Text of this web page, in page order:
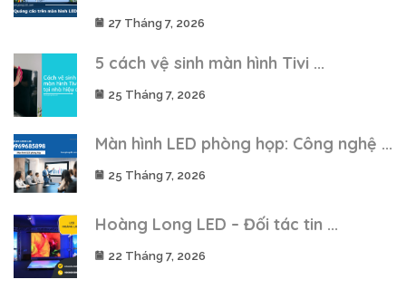
27 Tháng 7, 2026
5 cách vệ sinh màn hình Tivi ...
25 Tháng 7, 2026
Màn hình LED phòng họp: Công nghệ ...
25 Tháng 7, 2026
Hoàng Long LED – Đối tác tin ...
22 Tháng 7, 2026